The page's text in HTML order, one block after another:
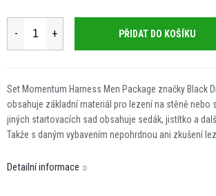
PŘIDAT DO KOŠÍKU
Set Momentum Harness Men Package značky Black
obsahuje základní materiál pro lezení na stěně nebo
jiných startovacích sad obsahuje sedák, jistítko a
Takže s daným vybavením nepohrdnou ani zkušení
Detailní informace